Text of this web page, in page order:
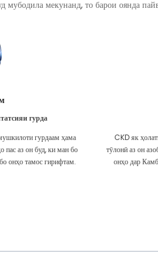
мекунанд, то барои оянда
гурда
гурдаам ҳама
пас аз он буд, ки ман бо
онҳо тамос гирифтам.
CKD як
тӯлонӣ аз он
онҳо дар